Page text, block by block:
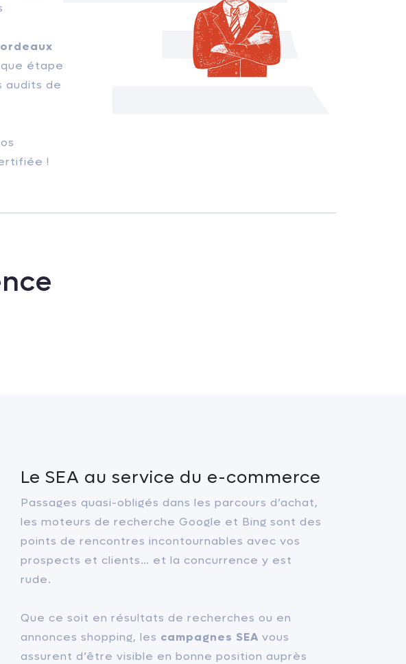
étape
audits de
!
Le SEA au service du e-commerce
Passages quasi-obligés dans les parcours d’achat,
les moteurs de recherche Google et Bing sont des
points de rencontres incontournables avec vos
prospects et clients… et la concurrence y est
rude.
Que ce soit en résultats de recherches ou en
annonces shopping, les campagnes SEA vous
assurent d’être visible en bonne position auprès